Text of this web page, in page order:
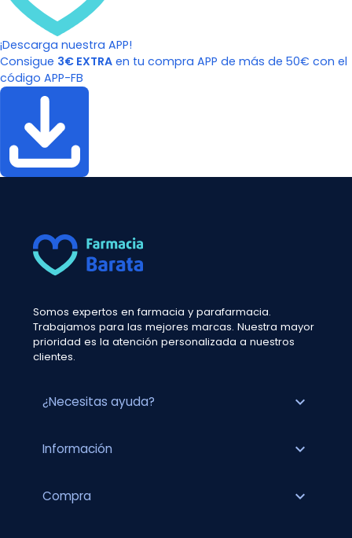
¡Descarga nuestra APP!
Consigue 3€ EXTRA en tu compra APP de más de 50€ con el
código APP-FB
Somos expertos en farmacia y parafarmacia.
Trabajamos para las mejores marcas. Nuestra mayor
prioridad es la atención personalizada a nuestros
clientes.
¿Necesitas ayuda? expand_more
Información expand_more
Compra expand_more